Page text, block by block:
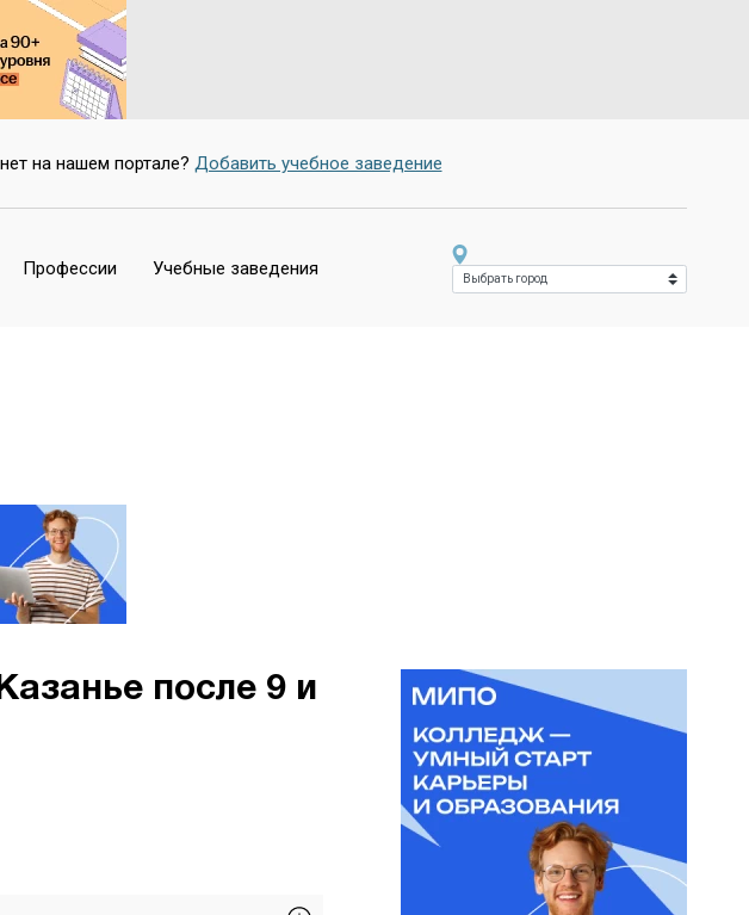
на нашем портале? Добавить учебное заведение
Профессии Учебные заведения
после 9 и